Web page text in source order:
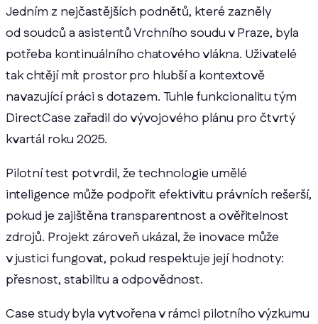
Jedním z nejčastějších podnětů, které zazněly
od soudců a asistentů Vrchního soudu v Praze, byla
potřeba kontinuálního chatového vlákna. Uživatelé
tak chtějí mít prostor pro hlubší a kontextově
navazující práci s dotazem. Tuhle funkcionalitu tým
DirectCase zařadil do vývojového plánu pro čtvrtý
kvartál roku 2025.
Pilotní test potvrdil, že technologie umělé
inteligence může podpořit efektivitu právních rešerší,
pokud je zajištěna transparentnost a ověřitelnost
zdrojů. Projekt zároveň ukázal, že inovace může
v justici fungovat, pokud respektuje její hodnoty:
přesnost, stabilitu a odpovědnost.
Case study byla vytvořena v rámci pilotního výzkumu